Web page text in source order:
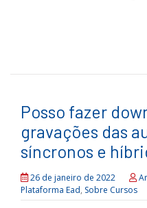
Posso fazer
gravações das
síncronos e
26 de janeiro de 2022
Plataforma Ead, Sobre Cursos